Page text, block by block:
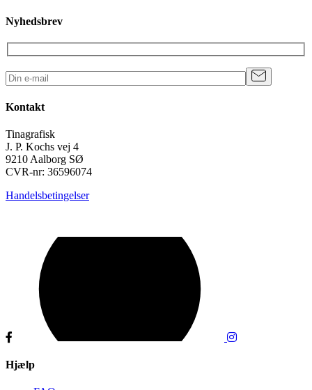
Nyhedsbrev
Kontakt
Tinagrafisk
J. P. Kochs vej 4
9210 Aalborg SØ
CVR-nr: 36596074
Handelsbetingelser
Hjælp